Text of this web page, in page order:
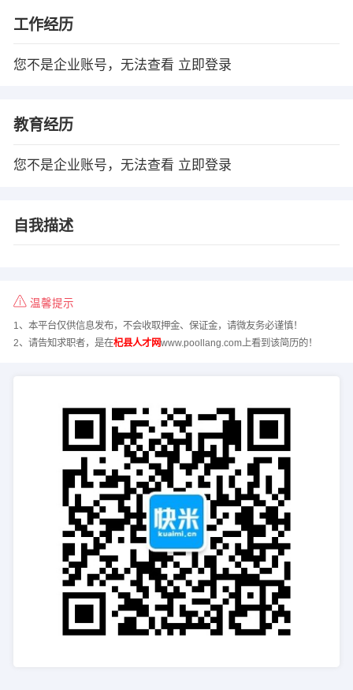
工作经历
您不是企业账号，无法查看 立即登录
教育经历
您不是企业账号，无法查看 立即登录
自我描述
温馨提示
1、本平台仅供信息发布，不会收取押金、保证金，请微友务必谨慎！
2、请告知求职者，是在杞县人才网www.poollang.com上看到该简历的！